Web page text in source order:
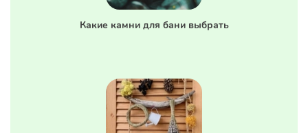
Какие камни для бани выбрать